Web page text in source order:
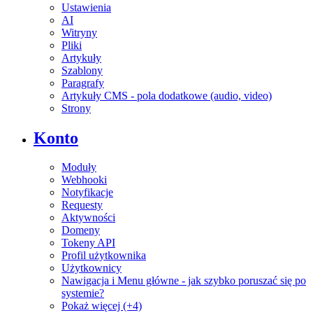
Ustawienia
AI
Witryny
Pliki
Artykuły
Szablony
Paragrafy
Artykuły CMS - pola dodatkowe (audio, video)
Strony
Konto
Moduły
Webhooki
Notyfikacje
Requesty
Aktywności
Domeny
Tokeny API
Profil użytkownika
Użytkownicy
Nawigacja i Menu główne - jak szybko poruszać się po
systemie?
Pokaż więcej (+4)